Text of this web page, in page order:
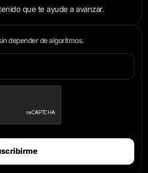
que te ayude a avanzar.
depender de algoritmos.